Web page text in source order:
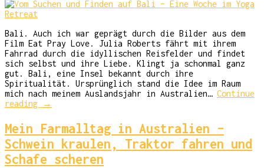
Bali. Auch ich war geprägt durch die Bilder aus dem
Film Eat Pray Love. Julia Roberts fährt mit ihrem
Fahrrad durch die idyllischen Reisfelder und findet
sich selbst und ihre Liebe. Klingt ja schonmal ganz
gut. Bali, eine Insel bekannt durch ihre
Spiritualität. Ursprünglich stand die Idee im Raum
mich nach meinem Auslandsjahr in Australien… Continue
reading
→
Mein Farmalltag in Australien –
Schwein kraulen, Traktor fahren und
Schafe scheren